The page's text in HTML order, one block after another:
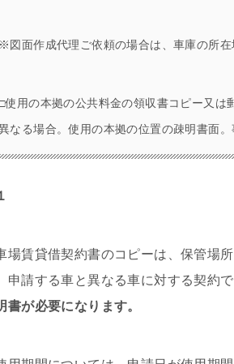
※図面作成代理ご依頼の場合は、車庫の所在
使用の本拠の公共料金の領収書コピー又は
なる場合。使用の本拠の位置の疎明書面。
場賃貸借契約書のコピーは、保管場
申請する車と異なる車に対する契約
書が必要になります。